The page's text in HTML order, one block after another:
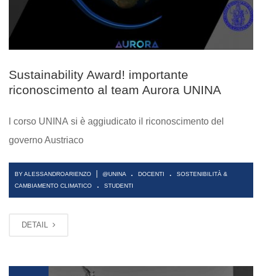
Sustainability Award! importante
riconoscimento al team Aurora UNINA
l corso UNINA si è aggiudicato il riconoscimento del
governo Austriaco
BY ALESSANDROARIENZO @UNINA . DOCENTI .
SOSTENIBILITÀ &
CAMBIAMENTO CLIMATICO
. STUDENTI
DETAIL